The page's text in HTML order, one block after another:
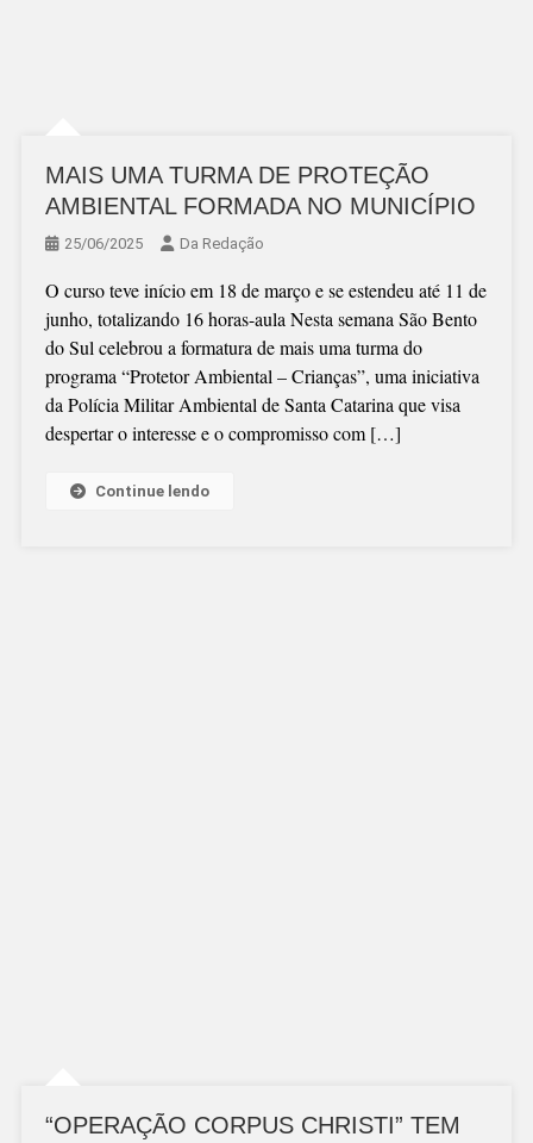
MAIS UMA TURMA DE PROTEÇÃO
AMBIENTAL FORMADA NO MUNICÍPIO
25/06/2025 Da Redação
O curso teve início em 18 de março e se estendeu até 11 de
junho, totalizando 16 horas-aula Nesta semana São Bento
do Sul celebrou a formatura de mais uma turma do
programa “Protetor Ambiental – Crianças”, uma iniciativa
da Polícia Militar Ambiental de Santa Catarina que visa
despertar o interesse e o compromisso com […]
Continue lendo
“OPERAÇÃO CORPUS CHRISTI” TEM